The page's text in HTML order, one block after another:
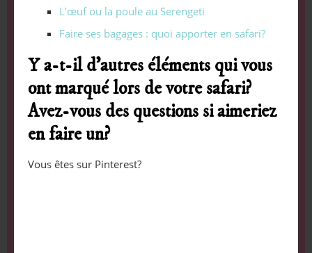
L’œuf ou la poule au Serengeti
Faire ses bagages : quoi apporter en safari?
Y a-t-il d’autres éléments qui vous
ont marqué lors de votre safari?
Avez-vous des questions si aimeriez
en faire un?
Vous êtes sur Pinterest?